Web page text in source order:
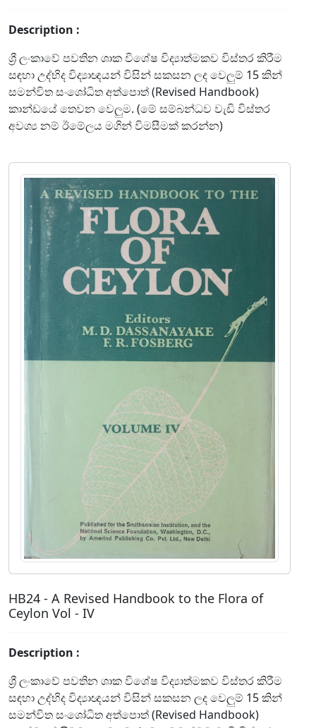
Description :
ශ්‍රී ලංකාවේ පවතින ශාක විශේෂ විද්‍යාත්මකව විස්තර කිරීම
සඳහා උද්භිද විද්‍යාඥයන් විසින් සකසන ලද වෙලුම් 15 කින්
සමන්විත සංශෝධිත අත්පොත් (Revised Handbook)
කාන්ඩයේ තෙවන වෙලුම. (මේ සම්බන්ධව වැඩි විස්තර
අවශ්‍ය නම් ඊමේලය මගින් විමසීමක් කරන්න)
HB24 - A Revised Handbook to the Flora of
Ceylon Vol - IV
Description :
ශ්‍රී ලංකාවේ පවතින ශාක විශේෂ විද්‍යාත්මකව විස්තර කිරීම
සඳහා උද්භිද විද්‍යාඥයන් විසින් සකසන ලද වෙලුම් 15 කින්
සමන්විත සංශෝධිත අත්පොත් (Revised Handbook)